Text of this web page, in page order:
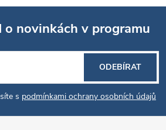
o novinkách v programu
s podmínkami ochrany osobních údajů
ODEBÍRAT